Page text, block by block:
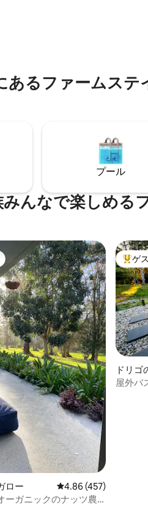
の平均評価
な機会
るファームステ
プール
んなで楽しめる
星の平均評価
ロー レビュー457件、5つ
4.86 (457)
ーガニックのナッツ農
大好
ゲ
ドリゴ
屋外バ